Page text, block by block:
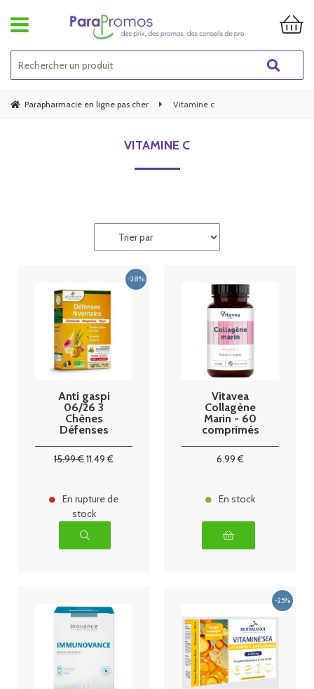
Parapharmacie en ligne pas cher Vitamine c
VITAMINE C
Anti gaspi
06/26 3
Chênes
Défenses
20 Ampoules
15.99€11.49 €
En rupture de
stock
Vitavea
Collagène
Marin - 60
comprimés
6.99 €
En stock